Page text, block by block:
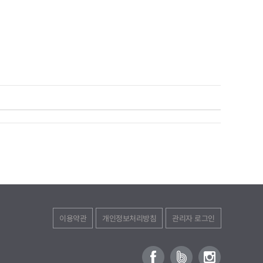
이용약관 개인정보처리방침 관리자 로그인